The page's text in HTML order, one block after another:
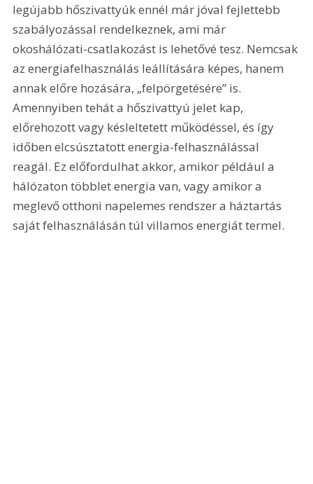
legújabb hőszivattyúk ennél már jóval fejlettebb
szabályozással rendelkeznek, ami már
okoshálózati-csatlakozást is lehetővé tesz. Nemcsak
az energiafelhasználás leállítására képes, hanem
annak előre hozására, „felpörgetésére” is.
Amennyiben tehát a hőszivattyú jelet kap,
előrehozott vagy késleltetett működéssel, és így
időben elcsúsztatott energia-felhasználással
reagál. Ez előfordulhat akkor, amikor például a
hálózaton többlet energia van, vagy amikor a
meglevő otthoni napelemes rendszer a háztartás
saját felhasználásán túl villamos energiát termel.